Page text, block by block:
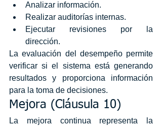
Analizar información.
Realizar auditorías internas.
Ejecutar revisiones por la
dirección.
La evaluación del desempeño permite
verificar si el sistema está generando
resultados y proporciona información
para la toma de decisiones.
Mejora (Cláusula 10)
La mejora continua representa la